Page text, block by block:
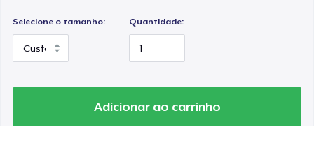
Selecione o tamanho: Quantidade:
Adicionar ao carrinho